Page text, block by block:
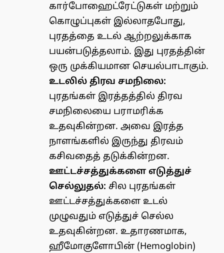
கார்போஹைட்ரேட்டுகள் மற்றும்
கொழுப்புகள் இல்லாதபோது,
புரதத்தை உடல் ஆற்றலுக்காக
பயன்படுத்தலாம். இது புரதத்தின்
ஒரு முக்கியமான செயல்பாடாகும்.
உடலில் திரவ சமநிலை:
புரதங்கள் இரத்தத்தில் திரவ
சமநிலையை பராமரிக்க
உதவுகின்றன. அவை இரத்த
நாளங்களில் இருந்து திரவம்
கசிவதைத் தடுக்கின்றன.
ஊட்டச்சத்துக்களை எடுத்துச்
செல்லுதல்: சில புரதங்கள்
ஊட்டச்சத்துக்களை உடல்
முழுவதும் எடுத்துச் செல்ல
உதவுகின்றன. உதாரணமாக,
ஹீமோகுளோபின் (Hemoglobin)